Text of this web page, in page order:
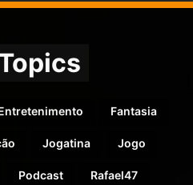
Fantasia
Jogatina Jogo
Podcast Rafael47